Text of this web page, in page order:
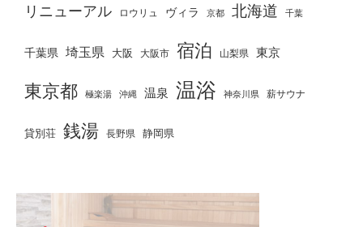
リニューアル ロウリュ ヴィラ 京都 北海道 千葉
千葉県 埼玉県 大阪 大阪市 宿泊 山梨県 東京
東京都 極楽湯 沖縄 温泉 温浴 神奈川県 薪サウナ
貸別荘 銭湯 長野県 静岡県